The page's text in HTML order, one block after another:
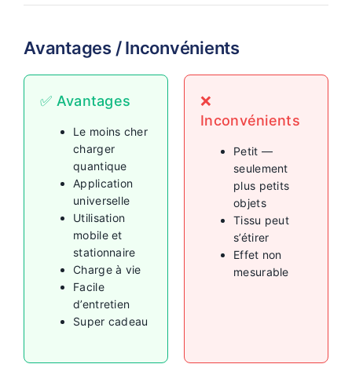
Avantages / Inconvénients
✅ Avantages
Le moins cher
charger
quantique
Application
universelle
Utilisation
mobile et
stationnaire
Charge à vie
Facile
d’entretien
Super cadeau
❌
Inconvénients
Petit —
seulement
plus petits
objets
Tissu peut
s’étirer
Effet non
mesurable